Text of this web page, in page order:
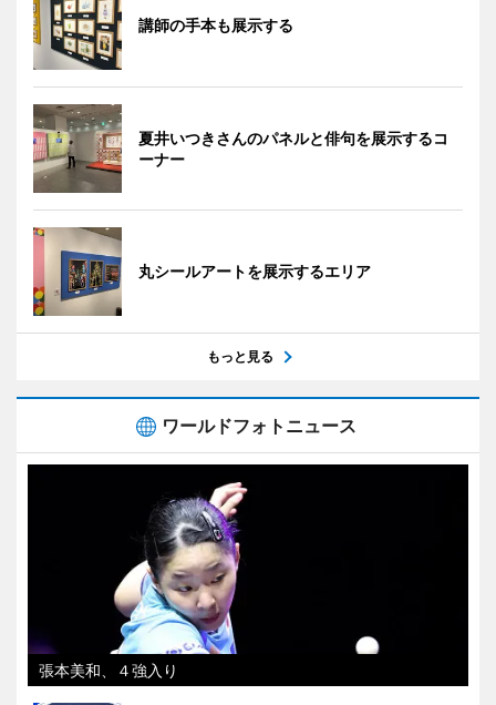
講師の手本も展示する
夏井いつきさんのパネルと俳句を展示するコ
ーナー
丸シールアートを展示するエリア
もっと見る
ワールドフォトニュース
張本美和、４強入り